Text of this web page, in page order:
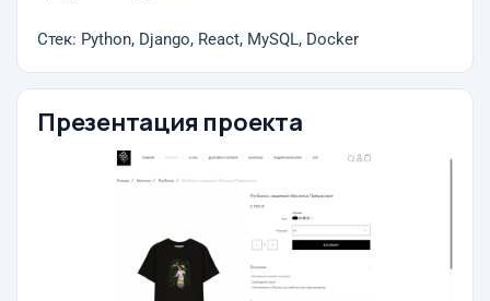
Стек: Python, Django, React, MySQL, Docker
Презентация проекта